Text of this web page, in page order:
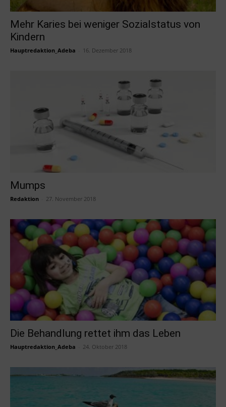
Mehr Karies bei weniger Sozialstatus von
Kindern
Hauptredaktion_Adeba 16. Dezember 2018
Mumps
Redaktion 27. November 2018
Die Behandlung rettet ihm das Leben
Hauptredaktion_Adeba 24. Oktober 2018